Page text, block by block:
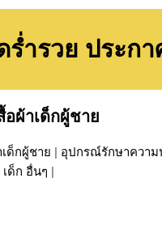
ร่ำรวย ประก
อผ้าเด็กผู้ชาย
เด็กผู้ชาย | อุปกรณ์รักษาควา
ด็ก อื่นๆ |